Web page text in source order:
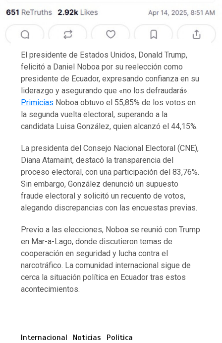
El presidente de Estados Unidos, Donald Trump,
felicitó a Daniel Noboa por su reelección como
presidente de Ecuador, expresando confianza en su
liderazgo y asegurando que «no los defraudará».
Primicias Noboa obtuvo el 55,85% de los votos en
la segunda vuelta electoral, superando a la
candidata Luisa González, quien alcanzó el 44,15%. ​
La presidenta del Consejo Nacional Electoral (CNE),
Diana Atamaint, destacó la transparencia del
proceso electoral, con una participación del 83,76%.
Sin embargo, González denunció un supuesto
fraude electoral y solicitó un recuento de votos,
alegando discrepancias con las encuestas previas. ​
Previo a las elecciones, Noboa se reunió con Trump
en Mar-a-Lago, donde discutieron temas de
cooperación en seguridad y lucha contra el
narcotráfico. La comunidad internacional sigue de
cerca la situación política en Ecuador tras estos
acontecimientos.​
Internacional Noticias Política